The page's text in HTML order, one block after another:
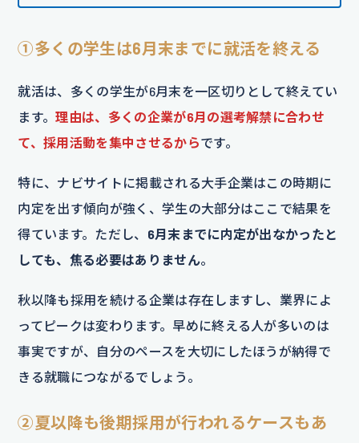
①多くの学生は6月末までに就活を終える
就活は、多くの学生が6月末を一区切りとして終えてい
ます。理由は、多くの企業が6月の選考解禁に合わせ
て、採用活動を集中させるからです。
特に、ナビサイトに掲載される大手企業はこの時期に
内定を出す傾向が強く、学生の大部分はここで結果を
得ています。ただし、 6月末までに内定が出なかったと
しても、焦る必要はありません。
秋以降も採用を続ける企業は存在しますし、業界によ
ってピークは変わります。早めに終える人が多いのは
事実ですが、自分のペースを大切にしたほうが納得で
きる就職につながるでしょう。
②夏以降も後期採用が行われるケースもあ